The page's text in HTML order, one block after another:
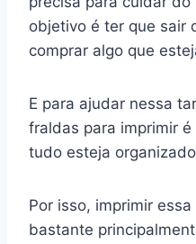
objetivo é ter que sair
comprar algo que
E para ajudar nessa
fraldas para imprimir
tudo esteja
Por isso, imprimir
bastante